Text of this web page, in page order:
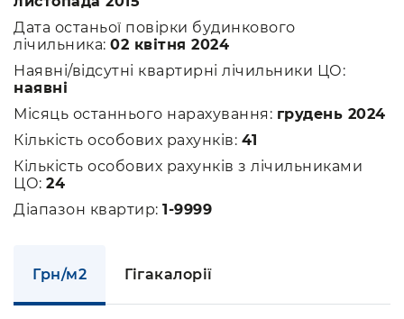
Дата останьої повірки будинкового
лічильника: 02 квітня 2024
Наявні/відсутні квартирні лічильники ЦО:
наявні
Місяць останнього нарахування: грудень 2024
Кількість особових рахунків: 41
Кількість особових рахунків з лічильниками
ЦО: 24
Діапазон квартир: 1-9999
Грн/м2 Гігакалорії